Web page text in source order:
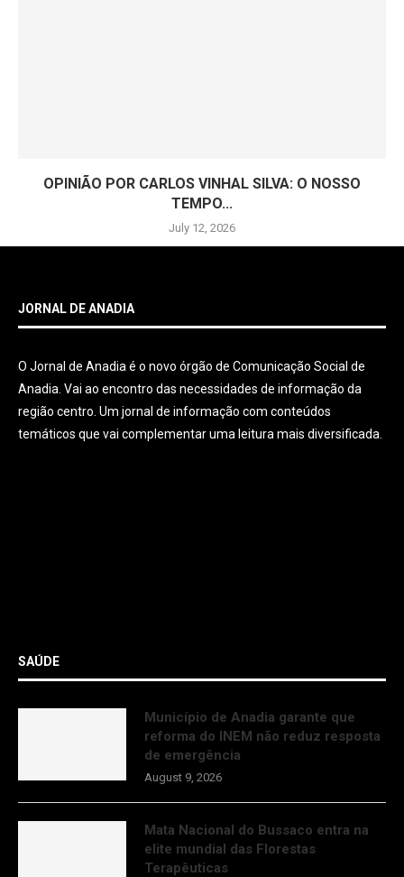
OPINIÃO POR CARLOS VINHAL SILVA: O NOSSO
TEMPO...
July 12, 2026
JORNAL DE ANADIA
O Jornal de Anadia é o novo órgão de Comunicação Social de
Anadia. Vai ao encontro das necessidades de informação da
região centro. Um jornal de informação com conteúdos
temáticos que vai complementar uma leitura mais diversificada.
SAÚDE
Município de Anadia garante que
reforma do INEM não reduz resposta
de emergência
August 9, 2026
Mata Nacional do Bussaco entra na
elite mundial das Florestas
Terapêuticas